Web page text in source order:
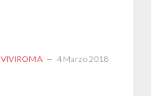
VIVIROMA 4 Marzo 2018